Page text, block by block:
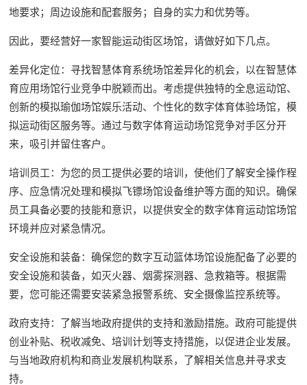
地要求；周边设施和配套服务；自身的实力和优势等。
因此，要经营好一家智能运动街区场馆，请做好如下几点。
差异化定位：寻找智慧体育系统场馆差异化的机会，以在智慧体
育应用场馆行业竞争中脱颖而出。考虑提供独特的全息运动馆、
创新的模拟瑜伽场馆娱乐活动、个性化的数字体育体验场馆，模
拟运动街区服务等。通过与数字体育运动场馆竞争对手区分开
来，吸引并留住客户。
培训员工：为您的员工提供必要的培训，使他们了解安全操作程
序、应急情况处理和模拟飞镖场馆设备维护等方面的知识。确保
员工具备必要的技能和意识，以提供安全的数字体育运动馆场馆
环境并应对紧急情况。
安全设施和装备：确保您的数字互动篮体场馆设施配备了必要的
安全设施和装备，如灭火器、烟雾探测器、急救箱等。根据需
要，您可能还需要安装紧急报警系统、安全摄像监控系统等。
政府支持：了解当地政府提供的支持和激励措施。政府可能提供
创业补贴、税收减免、培训计划等支持措施，以促进企业发展。
与当地政府机构和商业发展机构联系，了解相关信息并寻求支
持。